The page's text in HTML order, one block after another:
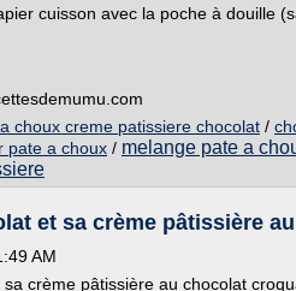
cuisson avec la poche à douille
choux creme patissiere chocolat /
pate a choux / melange pate a
et sa crème pâtissière
AM
crème pâtissière au chocolat